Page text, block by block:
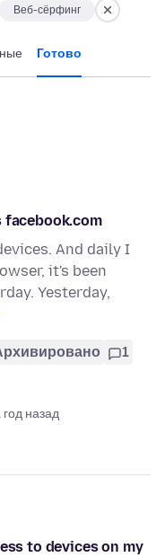
Веб-сёрфинг
Готово
facebook.com
And daily I
it's been
Yesterday,
1
год назад
to devices on my